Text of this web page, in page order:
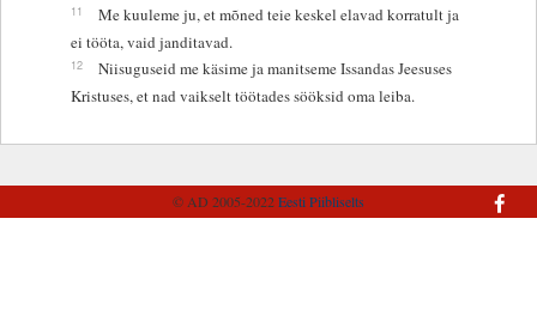
11
Me kuuleme ju, et mõned teie keskel elavad korratult ja
ei tööta, vaid janditavad.
12
Niisuguseid me käsime ja manitseme Issandas Jeesuses
Kristuses, et nad vaikselt töötades sööksid oma leiba.
© AD 2005-2022Eesti Piibliselts